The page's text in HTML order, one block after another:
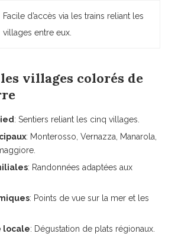
Facile d’accès via les trains reliant les
villages entre eux.
villages colorés de
: Sentiers reliant les cinq villages.
: Monterosso, Vernazza, Manarola,
: Randonnées adaptées aux
: Points de vue sur la mer et les
locale: Dégustation de plats régionaux.